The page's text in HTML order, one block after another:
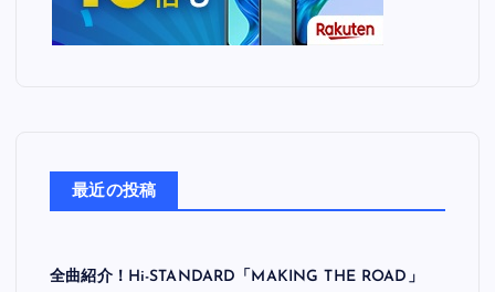
最近の投稿
全曲紹介！Hi-STANDARD「MAKING THE ROAD」